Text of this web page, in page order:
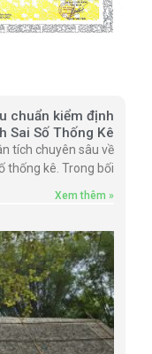
chuẩn kiểm định
Sai Số Thống Kê
tích chuyên sâu về
thống kê. Trong bối
Xem thêm »